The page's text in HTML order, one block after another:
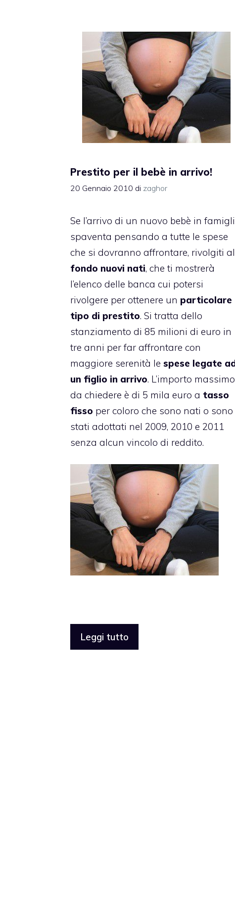
Prestito per il bebè in arrivo!
20 Gennaio 2010 di zaghor
Se l’arrivo di un nuovo bebè in
spaventa pensando a tutte le spese
che si dovranno affrontare, rivolgiti al
fondo nuovi nati, che ti mostrerà
l’elenco delle banca cui potersi
rivolgere per ottenere un particolare
tipo di prestito. Si tratta dello
stanziamento di 85 milioni di euro in
tre anni per far affrontare con
maggiore serenità le spese legate
un figlio in arrivo. L’importo massimo
da chiedere è di 5 mila euro a tasso
fisso per coloro che sono nati o sono
stati adottati nel 2009, 2010 e 2011
senza alcun vincolo di reddito.
Leggi tutto